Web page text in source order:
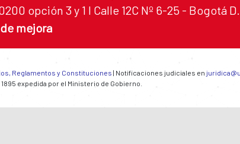
opción 3 y 1 I Calle 12C Nº 6-25 - Bogotá
mejora
Reglamentos y Constituciones | Notificaciones judiciales en
expedida por el Ministerio de Gobierno.